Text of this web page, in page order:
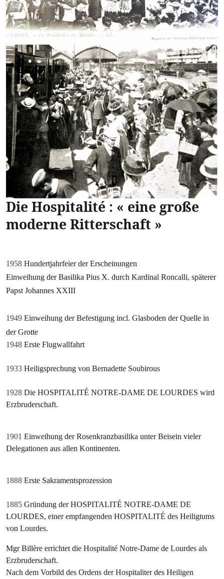
Die Hospitalité : « eine große
moderne Ritterschaft »
1958 Hundertjahrfeier der Erscheinungen
Einweihung der Basilika Pius X. durch Kardinal Roncalli, späterer
Papst Johannes XXIII
1949 Einweihung der Befestigung incl. Glasboden der Quelle in
der Grotte
1948 Erste Flugwallfahrt
1933 Heiligsprechung von Bernadette Soubirous
1928 Die HOSPITALITÉ NOTRE-DAME DE LOURDES wird
Erzbruderschaft.
1901 Einweihung der Rosenkranzbasilika unter Beisein vieler
Delegationen aus allen Kontinenten.
1888 Erste Sakramentsprozession
1885 Gründung der HOSPITALITÉ NOTRE-DAME DE
LOURDES, einer empfangenden HOSPITALITÉ des Heiligtums
von Lourdes.
Mgr Billère errichtet die Hospitalité Notre-Dame de Lourdes als
Erzbruderschaft.
Nach dem Vorbild des Ordens der Hospitaliter des Heiligen